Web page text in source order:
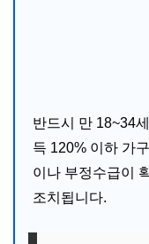
반드시 만 18~34
득 120% 이하 가
이나 부정수급이
조치됩니다.